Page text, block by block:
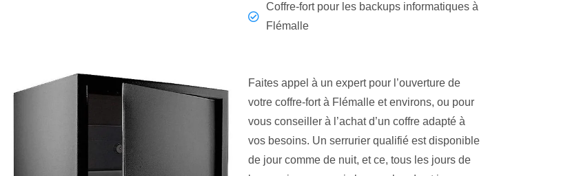
Coffre-fort pour les backups informatiques à
Flémalle
Faites appel à un expert pour l’ouverture de
votre coffre-fort à Flémalle et environs, ou pour
vous conseiller à l’achat d’un coffre adapté à
vos besoins. Un serrurier qualifié est disponible
de jour comme de nuit, et ce, tous les jours de